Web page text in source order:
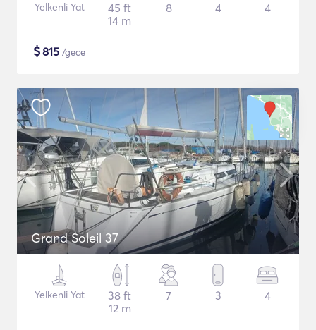
Yelkenli Yat
45 ft
14 m
8 4 4
$815 /gece
Grand Soleil 37
Yelkenli Yat
38 ft
12 m
7 3 4